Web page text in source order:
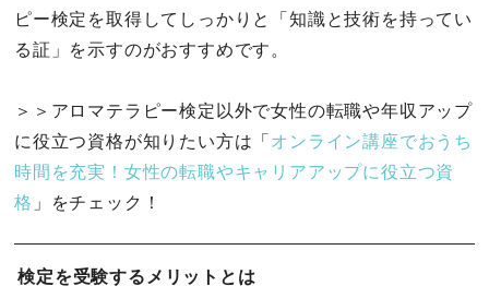
ピー検定を取得してしっかりと「知識と技術を持ってい
る証」を示すのがおすすめです。
＞＞アロマテラピー検定以外で女性の転職や年収アップ
に役立つ資格が知りたい方は「オンライン講座でおうち
時間を充実！女性の転職やキャリアアップに役立つ資
格 」をチェック！
検定を受験するメリットとは